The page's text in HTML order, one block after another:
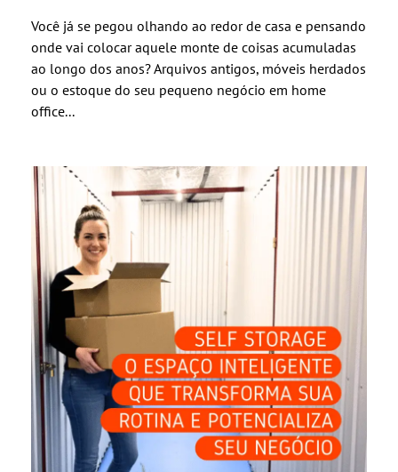
Você já se pegou olhando ao redor de casa e pensando
onde vai colocar aquele monte de coisas acumuladas
ao longo dos anos? Arquivos antigos, móveis herdados
ou o estoque do seu pequeno negócio em home
office...